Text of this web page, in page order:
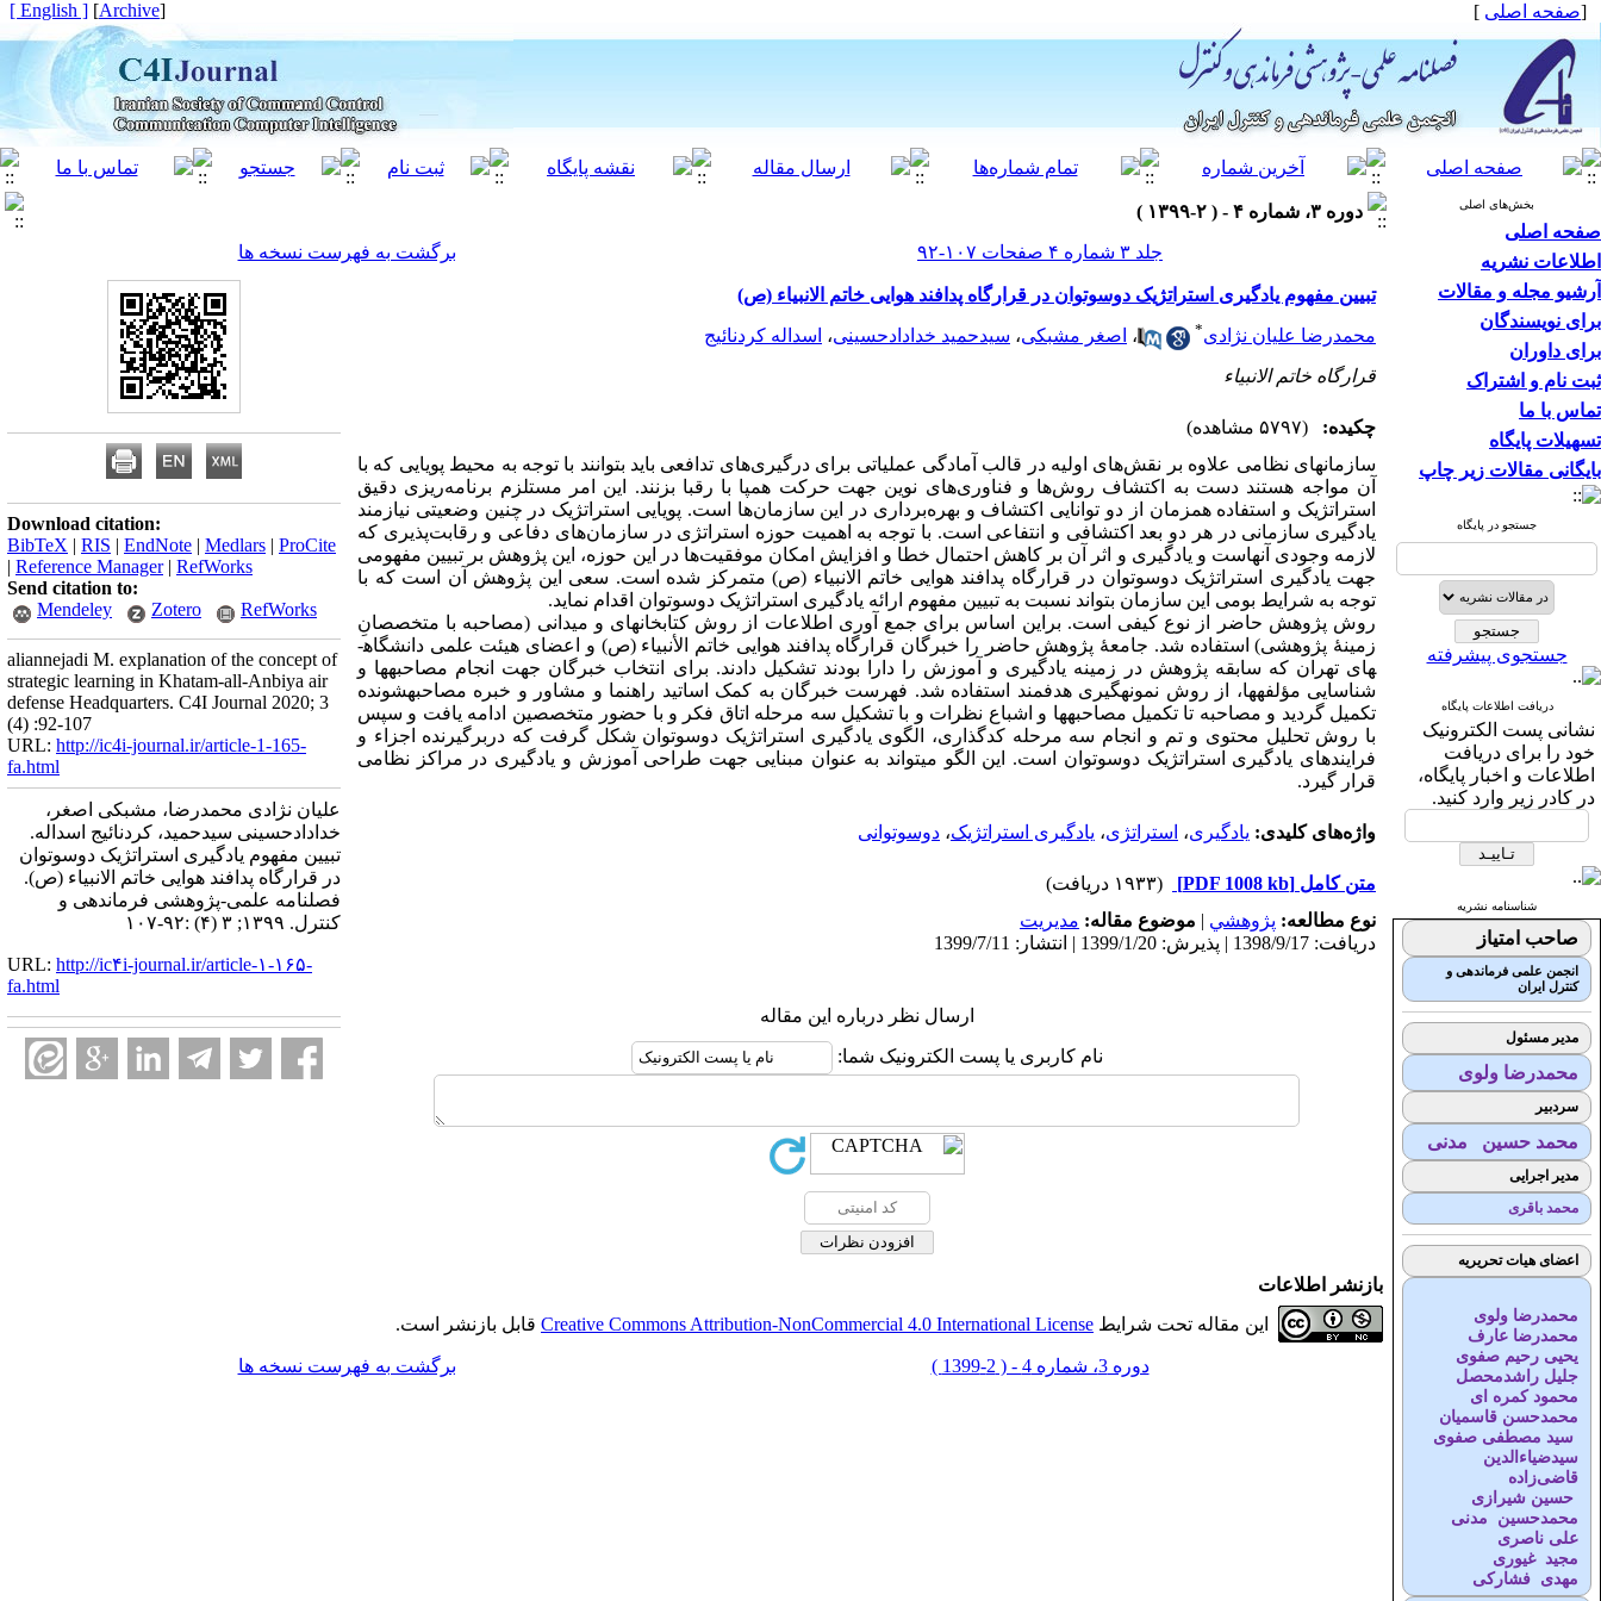
[صفحه اصلی ]
[
Archive
]
[ English ]
بخش‌های اصلی
صفحه اصلی
اطلاعات نشریه
آرشیو مجله و مقالات
برای نویسندگان
برای داوران
ثبت نام و اشتراک
تماس با ما
تسهیلات پایگاه
بایگانی مقالات زیر چاپ
جستجو در پایگاه
جستجوی پیشرفته
دریافت اطلاعات پایگاه
نشانی پست الکترونیک
خود را برای دریافت
اطلاعات و اخبار پایگاه،
در کادر زیر وارد کنید.
شناسنامه نشریه
صاحب امتیاز
انجمن علمی فرماندهی و
کنترل ایران
مدیر مسئول
محمدرضا ولوی
سردبیر
محمد حسین مدنی
مدیر اجرایی
محمد باقری
اعضای هیات تحریریه
محمدرضا ولوی
محمدرضا عارف
یحیی رحیم صفوی
جلیل راشدمحصل
محمود کمره ای
محمدحسن قاسمیان
سید مصطفی صفوی
سیدضیاء‌الدین
قاضی‌زاده
حسین شیرازی
محمدحسین مدنی
علی ناصری
مجید غیوری
مهدی فشارکی
دوره ۳، شماره ۴ - ( ۲-۱۳۹۹ )
جلد ۳ شماره ۴ صفحات ۱۰۷-۹۲
برگشت به فهرست نسخه ها
تبیین مفهوم یادگیری استراتژیک دوسوتوان در قرارگاه پدافند هوایی خاتم الانبیاء (ص)
محمدرضا علیان نژادی* ، اصغر مشبکی، سیدحمید خدادادحسینی، اسداله کردنائیج
قرارگاه خاتم الانبیاء
چکیده:
(۵۷۹۷ مشاهده)
سازمان­های نظامی علاوه بر نقش‌های اولیه در قالب آمادگی عملیاتی برای درگیری‌های تدافعی باید بتوانند با توجه به محیط پویایی که با
آن مواجه هستند دست به اکتشاف روش‌ها و فناوری‌های نوین جهت حرکت همپا با رقبا بزنند. این امر مستلزم برنامه‌ریزی دقیق
استراتژیک و استفاده همزمان از دو توانایی اکتشاف و بهره‌برداری در این سازمان‌ها است. پویایی استراتژیک در چنین وضعیتی نیازمند
یادگیری سازمانی در هر دو بعد اکتشافی و انتفاعی است. با توجه به اهمیت حوزه استراتژی در سازمان‌های دفاعی و رقابت‌پذیری که
لازمه وجودی آنهاست و یادگیری و اثر آن بر کاهش احتمال خطا و افزایش امکان موفقیت‌ها در این حوزه، این پژوهش بر تبیین مفهومی
جهت یادگیری استراتژیک دوسوتوان در قرارگاه پدافند هوایی خاتم الانبیاء (ص) متمرکز شده است. سعی این پژوهش آن است که با
توجه به شرایط بومی این سازمان بتواند نسبت به تبیین مفهوم ارائه یادگیری استراتژیک دوسوتوان اقدام نماید.
روش پژوهش حاضر از نوع کیفی است. براین اساس برای جمع آوری اطلاعات از روش کتابخانه­ای و میدانی (مصاحبه با متخصصانِ
زمینۀ پژوهشی) استفاده شد. جامعۀ پژوهش حاضر را خبرگان قرارگاه پدافند هوایی خاتم الأنبیاء (ص) و اعضای هیئت علمی دانشگاه­
های تهران که سابقه پژوهش در زمینه یادگیری و آموزش را دارا بودند تشکیل دادند. برای انتخاب خبرگان جهت انجام مصاحبه­ها و
شناسایی مؤلفه­ها، از روش نمونه­­گیری هدفمند استفاده شد. فهرست خبرگان به کمک اساتید راهنما و مشاور و خبره مصاحبه­شونده
تکمیل گردید و مصاحبه تا تکمیل مصاحبه­ها و اشباع نظرات و با تشکیل سه مرحله اتاق فکر و با حضور متخصصین ادامه یافت و سپس
با روش تحلیل محتوی و تم و انجام سه مرحله کدگذاری، الگوی یادگیری استراتژیک دوسوتوان شکل گرفت که دربرگیرنده اجزاء و
فرایندهای یادگیری استراتژیک دوسوتوان است. این
الگو می­تواند به عنوان مبنایی جهت طراحی آموزش و یادگیری در مراکز نظامی
قرار گیرد.
واژه‌های کلیدی: یادگیری، استراتژی، یادگیری استراتژیک، دوسوتوانی
متن کامل [PDF 1008 kb]
(۱۹۳۳ دریافت)
نوع مطالعه: پژوهشي | موضوع مقاله: مدیریت
دریافت: 1398/9/17 | پذیرش: 1399/1/20 | انتشار: 1399/7/11
ارسال نظر درباره این مقاله
نام کاربری یا پست الکترونیک شما:
Download citation:
BibTeX | RIS | EndNote | Medlars | ProCite
| Reference Manager| RefWorks
Send citation to:
Mendeley
Zotero RefWorks
aliannejadi M. explanation of the concept of
strategic learning in Khatam-all-Anbiya air
defense Headquarters. C4I Journal 2020; 3
(4) :92-107
URL: http://ic4i-journal.ir/article-1-165-
fa.html
علیان نژادی محمدرضا، مشبکی اصغر،
خدادادحسینی سیدحمید، کردنائیج اسداله.
تبیین مفهوم یادگیری استراتژیک دوسوتوان
در قرارگاه پدافند هوایی خاتم الانبیاء (ص).
فصلنامه علمی-پژوهشی فرماندهی و
کنترل. ۱۳۹۹; ۳ (۴) :۹۲-۱۰۷
URL: http://ic۴i-journal.ir/article-۱-۱۶۵-
fa.html
بازنشر اطلاعات
این مقاله تحت شرایط Creative Commons Attribution-NonCommercial 4.0 International License قابل بازنشر است.
دوره 3، شماره 4 - ( 2-1399 ) برگشت به فهرست نسخه ها